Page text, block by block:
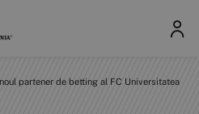
partener de betting al FC Universitatea